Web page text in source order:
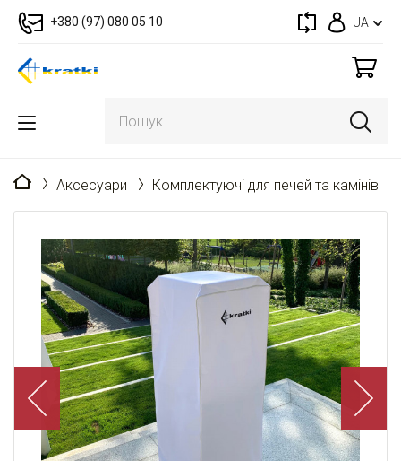
+380 (97) 080 05 10 UA
Головна
Аксесуари Комплектуючі для печей та камінів